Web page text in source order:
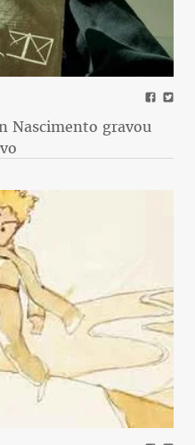
Nascimento gravou